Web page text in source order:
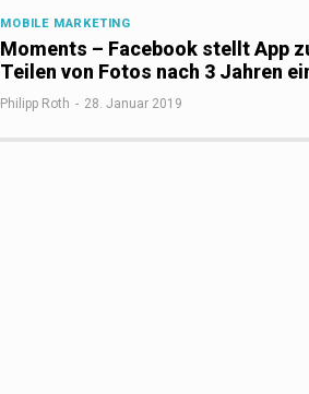
MOBILE MARKETING
Moments – Facebook stellt App
Teilen von Fotos nach 3 Jahren
Philipp Roth - 28. Januar 2019